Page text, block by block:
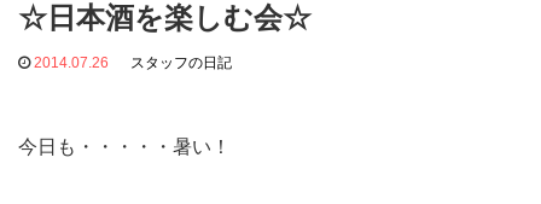
☆日本酒を楽しむ会☆
2014.07.26 スタッフの日記
今日も・・・・・暑い！